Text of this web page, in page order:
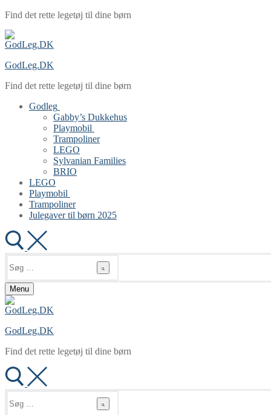
Spring
indhold
Menu
Luk
Find det rette legetøj til dine børn
GodLeg.DK
Find det rette legetøj til dine børn
Godleg
Gabby’s Dukkehus
Playmobil
Trampoliner
LEGO
Sylvanian Families
BRIO
LEGO
Playmobil
Trampoliner
Julegaver til børn 2025
efter:
Menu
GodLeg.DK
Find det rette legetøj til dine børn
efter: